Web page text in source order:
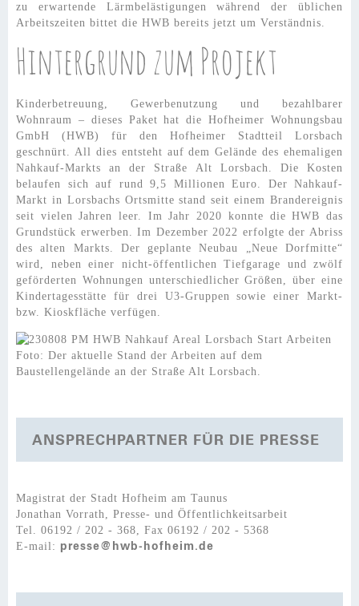
zu erwartende Lärmbelästigungen während der üblichen
Arbeitszeiten bittet die HWB bereits jetzt um Verständnis.
Hintergrund zum Projekt
Kinderbetreuung, Gewerbenutzung und bezahlbarer
Wohnraum – dieses Paket hat die Hofheimer Wohnungsbau
GmbH (HWB) für den Hofheimer Stadtteil Lorsbach
geschnürt. All dies entsteht auf dem Gelände des ehemaligen
Nahkauf-Markts an der Straße Alt Lorsbach. Die Kosten
belaufen sich auf rund 9,5 Millionen Euro. Der Nahkauf-
Markt in Lorsbachs Ortsmitte stand seit einem Brandereignis
seit vielen Jahren leer. Im Jahr 2020 konnte die HWB das
Grundstück erwerben. Im Dezember 2022 erfolgte der Abriss
des alten Markts. Der geplante Neubau „Neue Dorfmitte“
wird, neben einer nicht-öffentlichen Tiefgarage und zwölf
geförderten Wohnungen unterschiedlicher Größen, über eine
Kindertagesstätte für drei U3-Gruppen sowie einer Markt-
bzw. Kioskfläche verfügen.
Foto: Der aktuelle Stand der Arbeiten auf dem
Baustellengelände an der Straße Alt Lorsbach.
ANSPRECHPARTNER FÜR DIE PRESSE
Magistrat der Stadt Hofheim am Taunus
Jonathan Vorrath, Presse- und Öffentlichkeitsarbeit
Tel. 06192 / 202 - 368, Fax 06192 / 202 - 5368
E-mail: presse@hwb-hofheim.de